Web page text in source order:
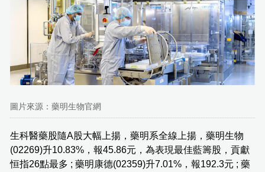
圖片來源：藥明生物官網
生科醫藥股隨A股大幅上揚，藥明系全線上揚，藥明生物
(02269)升10.83%，報45.86元，為表現最佳藍籌股，貢獻
恒指26點最多 ; 藥明康德(02359)升7.01%，報192.3元 ; 藥